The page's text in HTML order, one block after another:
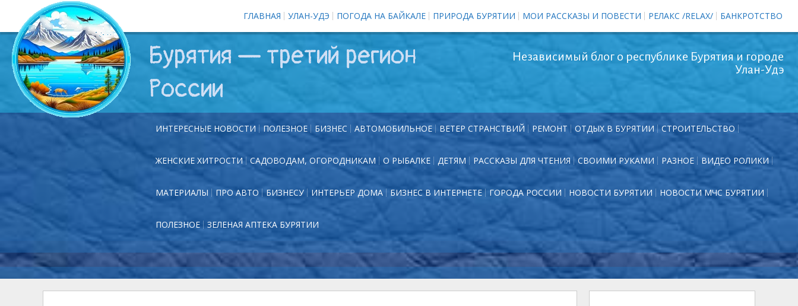
ГЛАВНАЯ УЛАН-УДЭ ПОГОДА НА БАЙКАЛЕ ПРИРОДА БУРЯТИИ МОИ РАССКАЗЫ И ПОВЕСТИ РЕЛАКС /RELAX/ БАНКРОТСТВО
Бурятия — третий регион
России
Независимый блог о республике Бурятия и городе
Улан-Удэ
ИНТЕРЕСНЫЕ НОВОСТИ ПОЛЕЗНОЕ БИЗНЕС АВТОМОБИЛЬНОЕ ВЕТЕР СТРАНСТВИЙ РЕМОНТ ОТДЫХ В БУРЯТИИ СТРОИТЕЛЬСТВО
ЖЕНСКИЕ ХИТРОСТИ САДОВОДАМ, ОГОРОДНИКАМ О РЫБАЛКЕ ДЕТЯМ РАССКАЗЫ ДЛЯ ЧТЕНИЯ СВОИМИ РУКАМИ РАЗНОЕ ВИДЕО РОЛИКИ
МАТЕРИАЛЫ ПРО АВТО БИЗНЕСУ ИНТЕРЬЕР ДОМА БИЗНЕС В ИНТЕРНЕТЕ ГОРОДА РОССИИ НОВОСТИ БУРЯТИИ НОВОСТИ МЧС БУРЯТИИ
ПОЛЕЗНОЕ ЗЕЛЕНАЯ АПТЕКА БУРЯТИИ